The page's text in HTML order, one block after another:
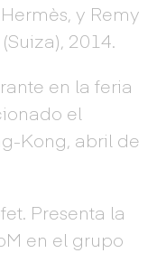
y Remy
2014.
en la feria
el
Kong, abril de
Presenta la
en el grupo